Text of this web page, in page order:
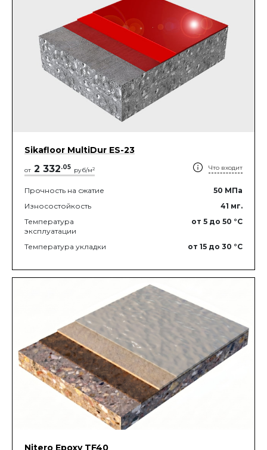
Sikafloor MultiDur ES-23
от 2 332.05 руб/м2 Что входит
Прочность на сжатие 50 МПа
Износостойкость
41 мг.
Температура
эксплуатации
от 5 до 50 °C
Температура укладки от 15 до 30 °C
Nitero Epoxy TF40